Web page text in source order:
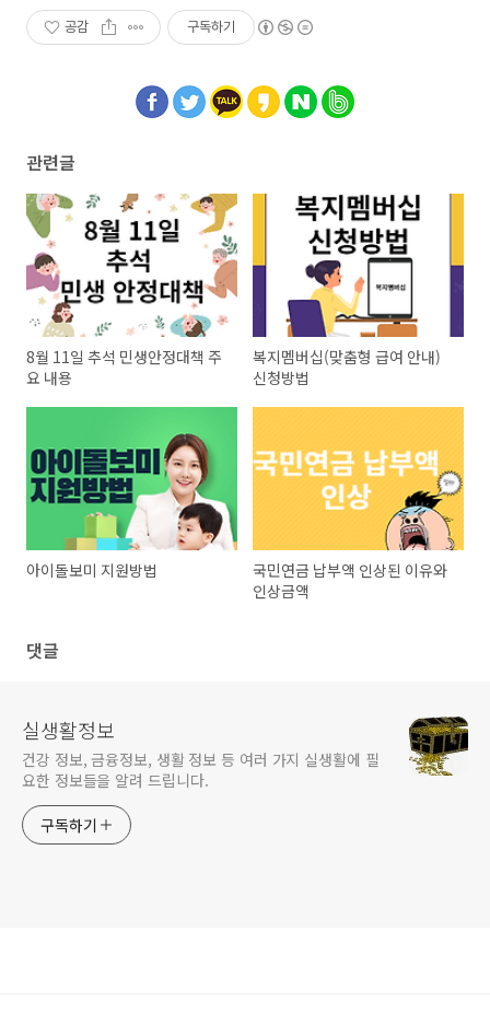
공감 구독하기
관련글
8월 11일 추석 민생안정대책 주
요 내용
복지멤버십(맞춤형 급여 안내)
신청방법
아이돌보미 지원방법
국민연금 납부액 인상된 이유와
인상금액
댓글
실생활정보
건강 정보, 금융정보, 생활 정보 등 여러 가지 실생활에 필
요한 정보들을 알려 드립니다.
구독하기